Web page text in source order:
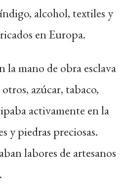
alcohol, textiles y
en Europa.
la mano de obra esclava
azúcar, tabaco,
activamente en la
y piedras preciosas.
labores de artesanos